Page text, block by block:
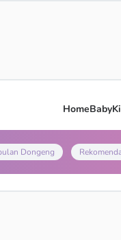
HomeBaby
Dongeng